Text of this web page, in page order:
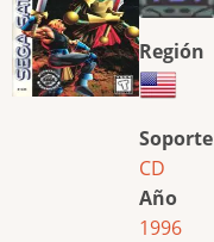
Región
Soporte
CD
Año
1996